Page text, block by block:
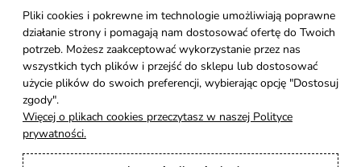
Pomoc
Styl Mebli
Rodzaje drewna
Pliki cookies i pokrewne im technologie umożliwiają poprawne
działanie strony i pomagają nam dostosować ofertę do Twoich
potrzeb. Możesz zaakceptować wykorzystanie przez nas
wszystkich tych plików i przejść do sklepu lub dostosować
użycie plików do swoich preferencji, wybierając opcję "Dostosuj
zgody".
Więcej o plikach cookies przeczytasz w naszej Polityce
prywatności.